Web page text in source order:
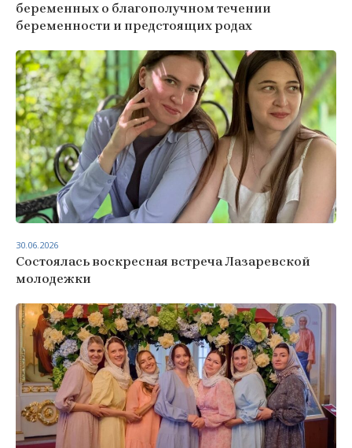
беременных о благополучном течении
беременности и предстоящих родах
Состоялась воскресная встреча Лазаревской
молодежки
30.06.2026